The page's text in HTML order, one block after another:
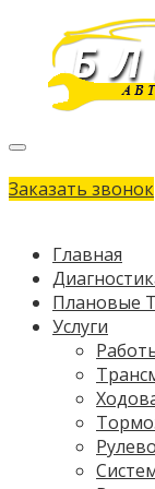
Заказать звонок
Главная
Плановые
Услуги